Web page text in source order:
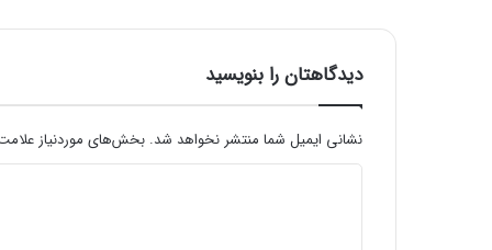
دیدگاهتان را بنویسید
نشانی ایمیل شما منتشر نخواهد شد. بخش‌های موردنیاز